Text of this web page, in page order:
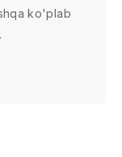
ko'plab